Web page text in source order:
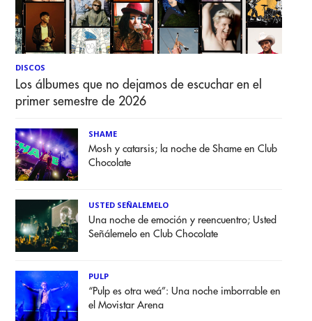
DISCOS
Los álbumes que no dejamos de escuchar en el
primer semestre de 2026
SHAME
Mosh y catarsis; la noche de Shame en Club
Chocolate
USTED SEÑALEMELO
Una noche de emoción y reencuentro; Usted
Señálemelo en Club Chocolate
PULP
“Pulp es otra weá”: Una noche imborrable en
el Movistar Arena